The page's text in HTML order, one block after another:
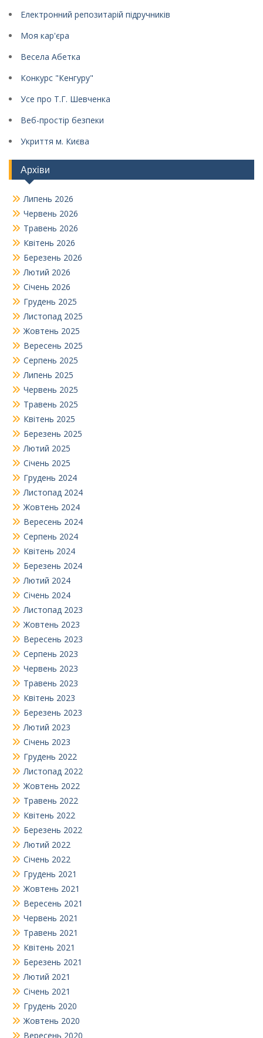
Електронний репозитарій підручників
Моя кар'єра
Весела Абетка
Конкурс "Кенгуру"
Усе про Т.Г. Шевченка
Веб-простір безпеки
Укриття м. Києва
Архіви
Липень 2026
Червень 2026
Травень 2026
Квітень 2026
Березень 2026
Лютий 2026
Січень 2026
Грудень 2025
Листопад 2025
Жовтень 2025
Вересень 2025
Серпень 2025
Липень 2025
Червень 2025
Травень 2025
Квітень 2025
Березень 2025
Лютий 2025
Січень 2025
Грудень 2024
Листопад 2024
Жовтень 2024
Вересень 2024
Серпень 2024
Квітень 2024
Березень 2024
Лютий 2024
Січень 2024
Листопад 2023
Жовтень 2023
Вересень 2023
Серпень 2023
Червень 2023
Травень 2023
Квітень 2023
Березень 2023
Лютий 2023
Січень 2023
Грудень 2022
Листопад 2022
Жовтень 2022
Травень 2022
Квітень 2022
Березень 2022
Лютий 2022
Січень 2022
Грудень 2021
Жовтень 2021
Вересень 2021
Червень 2021
Травень 2021
Квітень 2021
Березень 2021
Лютий 2021
Січень 2021
Грудень 2020
Жовтень 2020
Вересень 2020